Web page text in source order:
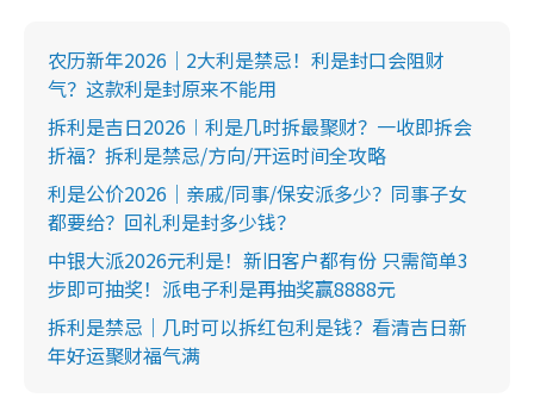
农历新年2026｜2大利是禁忌！利是封口会阻财
气？这款利是封原来不能用
拆利是吉日2026︱利是几时拆最聚财？一收即拆会
折福？拆利是禁忌/方向/开运时间全攻略
利是公价2026｜亲戚/同事/保安派多少？同事子女
都要给？回礼利是封多少钱？
中银大派2026元利是！新旧客户都有份 只需简单3
步即可抽奖！派电子利是再抽奖赢8888元
拆利是禁忌｜几时可以拆红包利是钱？看清吉日新
年好运聚财福气满